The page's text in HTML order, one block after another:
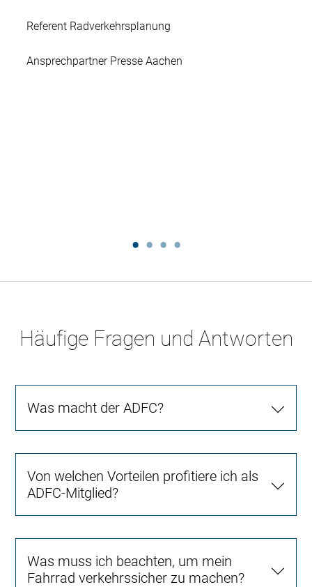
Referent Radverkehrsplanung
Ansprechpartner Presse Aachen
Häufige Fragen und Antworten
Was macht der ADFC?
Von welchen Vorteilen profitiere ich als
ADFC-Mitglied?
Was muss ich beachten, um mein
Fahrrad verkehrssicher zu machen?